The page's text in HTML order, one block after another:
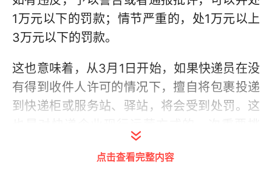
1万元以下的罚款；情节严重的，处1万元以上
3万元以下的罚款。
这也意味着，从3月1日开始，如果快递员在没
有得到收件人许可的情况下，擅自将包裹投递
到快递柜或服务站、驿站，将会受到处罚。这
点击查看完整内容